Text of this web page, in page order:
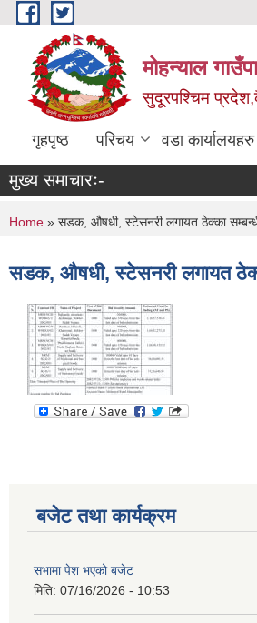
Skip to main content
मोहन्याल
सुदूरपश्चिम
गृहपृष्ठ परिचय वडा कार्यालयहरु
मुख्य समाचारः-
You are here
Home » सडक, औषधी, स्टेसनरी लगायत ठेक्का
सडक, औषधी, स्टेसनरी लगायत
बजेट तथा कार्यक्रम
सभामा पेश भएको बजेट
मिति: 07/16/2026 - 10:53